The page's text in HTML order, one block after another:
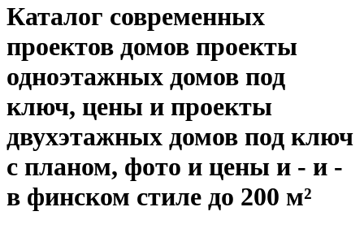
Каталог современных
проектов домов проекты
одноэтажных домов под
ключ, цены и проекты
двухэтажных домов под ключ
с планом, фото и цены и - и -
в финском стиле до 200 м²